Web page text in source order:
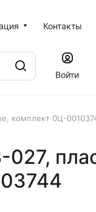
Контакты
Войти
комплект 0Ц-
027,